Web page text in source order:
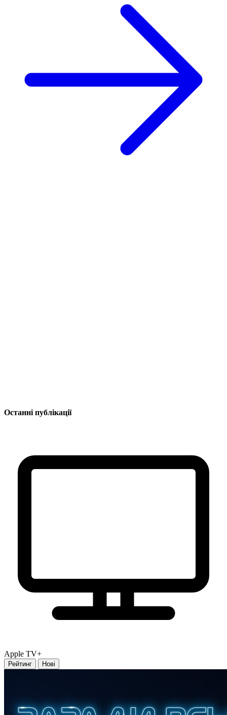
Останні публікації
Apple TV+
Рейтинг Нові